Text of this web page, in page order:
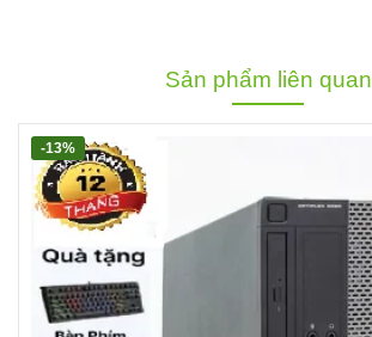
Sản phẩm liên quan
-13%